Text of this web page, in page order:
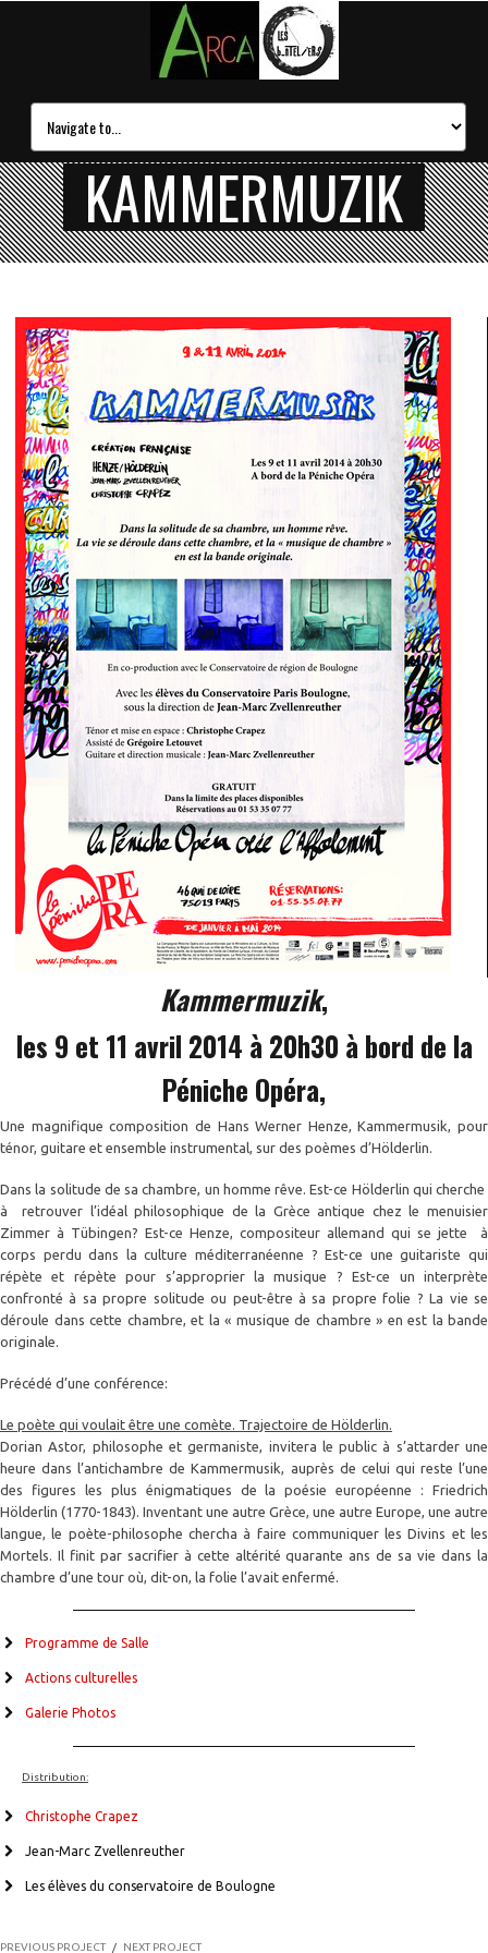
KAMMERMUZIK
Kammermuzik,
les 9 et 11 avril 2014 à 20h30 à bord de la
Péniche Opéra,
Une magnifique composition de Hans Werner Henze,Kammermusik, pour
ténor, guitare et ensemble instrumental, sur des poèmes d’Hölderlin.
Dans la solitude de sa chambre, un homme rêve. Est-ce Hölderlin qui cherche
à retrouver l’idéal philosophique de la Grèce antique chez le menuisier
Zimmer à Tübingen? Est-ce Henze, compositeur allemand qui se jette à
corps perdu dans la culture méditerranéenne ? Est-ce une guitariste qui
répète et répète pour s’approprier la musique ? Est-ce un interprète
confronté à sa propre solitude ou peut-être à sa propre folie ? La vie se
déroule dans cette chambre, et la « musique de chambre » en est la bande
originale.
Précédé d’une conférence:
Le poète qui voulait être une comète. Trajectoire de Hölderlin.
Dorian Astor, philosophe et germaniste, invitera le public à s’attarder une
heure dans l’antichambre deKammermusik, auprès de celui qui reste l’une
des figures les plus énigmatiques de la poésie européenne : Friedrich
Hölderlin (1770-1843). Inventant une autre Grèce, une autre Europe, une autre
langue, le poète-philosophe chercha à faire communiquer les Divins et les
Mortels. Il finit par sacrifier à cette altérité quarante ans de sa vie dans la
chambre d’une tour où, dit-on, la folie l’avait enfermé.
Programme de Salle
Actions culturelles
Galerie Photos
Distribution:
Christophe Crapez
Jean-Marc Zvellenreuther
Les élèves du conservatoire de Boulogne
PREVIOUS PROJECT / NEXT PROJECT